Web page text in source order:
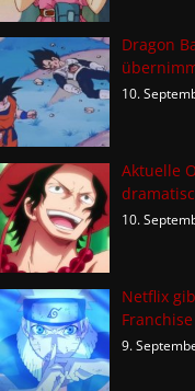
Dragon
10.
Aktuelle
10.
Netflix
9.